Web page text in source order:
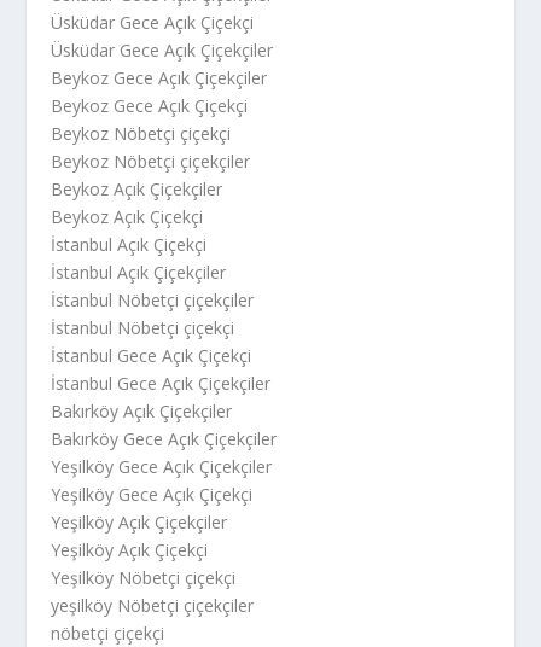
Üsküdar Gece Açık Çiçekçi
Üsküdar Gece Açık Çiçekçiler
Beykoz Gece Açık Çiçekçiler
Beykoz Gece Açık Çiçekçi
Beykoz Nöbetçi çiçekçi
Beykoz Nöbetçi çiçekçiler
Beykoz Açık Çiçekçiler
Beykoz Açık Çiçekçi
İstanbul Açık Çiçekçi
İstanbul Açık Çiçekçiler
İstanbul Nöbetçi çiçekçiler
İstanbul Nöbetçi çiçekçi
İstanbul Gece Açık Çiçekçi
İstanbul Gece Açık Çiçekçiler
Bakırköy Açık Çiçekçiler
Bakırköy Gece Açık Çiçekçiler
Yeşilköy Gece Açık Çiçekçiler
Yeşilköy Gece Açık Çiçekçi
Yeşilköy Açık Çiçekçiler
Yeşilköy Açık Çiçekçi
Yeşilköy Nöbetçi çiçekçi
yeşilköy Nöbetçi çiçekçiler
nöbetçi çiçekçi